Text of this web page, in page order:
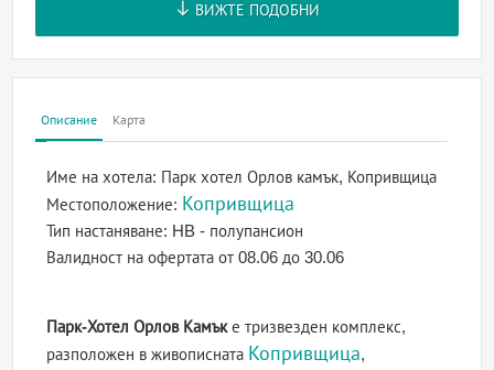
ВИЖТЕ ПОДОБНИ
Описание Карта
Име на хотела: Парк хотел Орлов камък, Копривщица
Местоположение: Копривщица
Тип настаняване: HB - полупансион
Валидност на офертатаот 08.06 до 30.06
Парк-Хотел Орлов Камъке тризвезден комплекс,
разположен в живописната Копривщица,